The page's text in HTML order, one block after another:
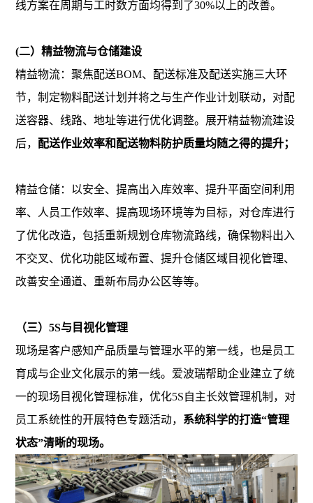
线方案在周期与工时数方面均得到了30%以上的改善。
(二）精益物流与仓储建设
精益物流：聚焦配送BOM、配送标准及配送实施三大环
节，制定物料配送计划并将之与生产作业计划联动，对配
送容器、线路、地址等进行优化调整。展开精益物流建设
后， 配送作业效率和配送物料防护质量均随之得的提升；
精益仓储：以安全、提高出入库效率、提升平面空间利用
率、人员工作效率、提高现场环境等为目标，对仓库进行
了优化改造，包括重新规划仓库物流路线，确保物料出入
不交叉、优化功能区域布置、提升仓储区域目视化管理、
改善安全通道、重新布局办公区等等。
（三）5S与目视化管理
现场是客户感知产品质量与管理水平的第一线，也是员工
育成与企业文化展示的第一线。爱波瑞帮助企业建立了统
一的现场目视化管理标准，优化5S自主长效管理机制，对
员工系统性的开展特色专题活动， 系统科学的打造“管理
状态”清晰的现场。